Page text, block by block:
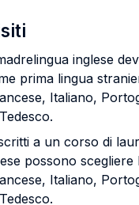
inglese
prima lingua
Italiano,
a un corso di
possono scegliere
Italiano,